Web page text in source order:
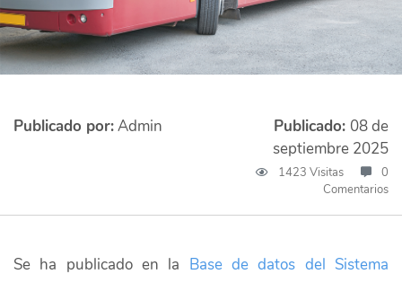
Publicado por:Admin Publicado: 08 de
septiembre 2025
1423 Visitas
0
Comentarios
Se ha publicado en la Base de datos del Sistema